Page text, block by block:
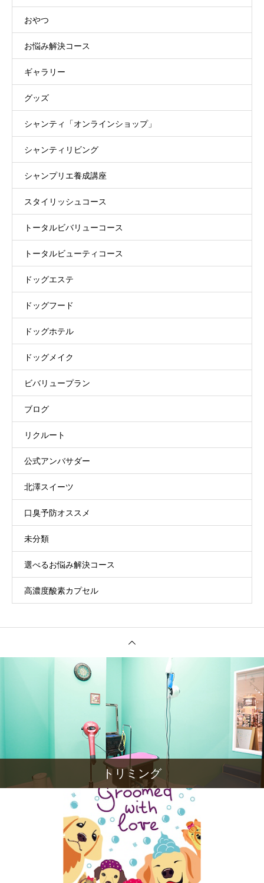
おやつ
お悩み解決コース
ギャラリー
グッズ
シャンティ「オンラインショップ」
シャンティリビング
シャンプリエ養成講座
スタイリッシュコース
トータルビバリューコース
トータルビューティコース
ドッグエステ
ドッグフード
ドッグホテル
ドッグメイク
ビバリュープラン
ブログ
リクルート
公式アンバサダー
北澤スイーツ
口臭予防オススメ
未分類
選べるお悩み解決コース
高濃度酸素カプセル
トリミング